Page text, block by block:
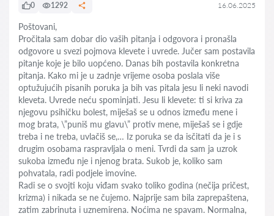
0 1292 16.06.2025
Poštovani,
Pročitala sam dobar dio vaših pitanja i odgovora i pronašla
odgovore u svezi pojmova klevete i uvrede. Jučer sam postavila
pitanje koje je bilo uopćeno. Danas bih postavila konkretna
pitanja. Kako mi je u zadnje vrijeme osoba poslala više
optužujućih pisanih poruka ja bih vas pitala jesu li neki navodi
kleveta. Uvrede neću spominjati. Jesu li klevete: ti si kriva za
njegovu psihičku bolest, miješaš se u odnos između mene i
mog brata, \”puniš mu glavu\” protiv mene, miješaš se i gdje
treba i ne treba, uvlačiš se,… Iz poruka se da isčitati da je i s
drugim osobama raspravljala o meni. Tvrdi da sam ja uzrok
sukoba između nje i njenog brata. Sukob je, koliko sam
pohvatala, radi podjele imovine.
Radi se o svojti koju viđam svako toliko godina (nečija pričest,
krizma) i nikada se ne čujemo. Najprije sam bila zaprepaštena,
zatim zabrinuta i uznemirena. Noćima ne spavam. Normalna,